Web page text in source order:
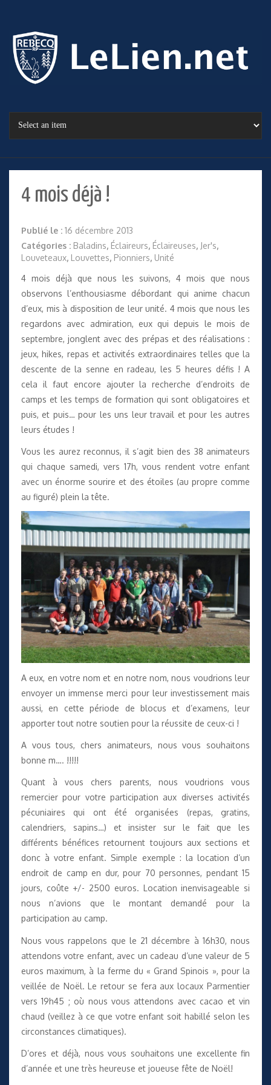
4 mois déjà !
Publié le : 16 décembre 2013
Catégories : Baladins, Éclaireurs, Éclaireuses, Jer's,
Louveteaux, Louvettes, Pionniers, Unité
4 mois déjà que nous les suivons, 4 mois que nous
observons l’enthousiasme débordant qui anime chacun
d’eux, mis à disposition de leur unité. 4 mois que nous les
regardons avec admiration, eux qui depuis le mois de
septembre, jonglent avec des prépas et des réalisations :
jeux, hikes, repas et activités extraordinaires telles que la
descente de la senne en radeau, les 5 heures défis ! A
cela il faut encore ajouter la recherche d’endroits de
camps et les temps de formation qui sont obligatoires et
puis, et puis… pour les uns leur travail et pour les autres
leurs études !
Vous les aurez reconnus, il s’agit bien des 38 animateurs
qui chaque samedi, vers 17h, vous rendent votre enfant
avec un énorme sourire et des étoiles (au propre comme
au figuré) plein la tête.
A eux, en votre nom et en notre nom, nous voudrions leur
envoyer un immense merci pour leur investissement mais
aussi, en cette période de blocus et d’examens, leur
apporter tout notre soutien pour la réussite de ceux-ci !
A vous tous, chers animateurs, nous vous souhaitons
bonne m…. !!!!!
Quant à vous chers parents, nous voudrions vous
remercier pour votre participation aux diverses activités
pécuniaires qui ont été organisées (repas, gratins,
calendriers, sapins…) et insister sur le fait que les
différents bénéfices retournent toujours aux sections et
donc à votre enfant. Simple exemple : la location d’un
endroit de camp en dur, pour 70 personnes, pendant 15
jours, coûte +/- 2500 euros. Location inenvisageable si
nous n’avions que le montant demandé pour la
participation au camp.
Nous vous rappelons que le 21 décembre à 16h30, nous
attendons votre enfant, avec un cadeau d’une valeur de 5
euros maximum, à la ferme du « Grand Spinois », pour la
veillée de Noël. Le retour se fera aux locaux Parmentier
vers 19h45 ; où nous vous attendons avec cacao et vin
chaud (veillez à ce que votre enfant soit habillé selon les
circonstances climatiques).
D’ores et déjà, nous vous souhaitons une excellente fin
d’année et une très heureuse et joueuse fête de Noël!